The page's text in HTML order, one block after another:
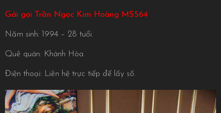
Gái gọi Trần Ngọc Kim Hoàng MS564
Năm sinh: 1994 – 28 tuổi.
Quê quán: Khánh Hòa.
Điện thoại: Liên hệ trực tiếp để lấy số.